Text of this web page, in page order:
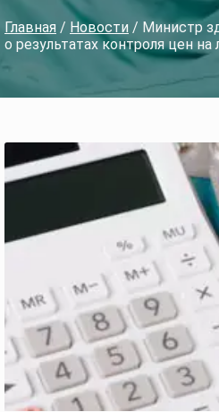
Главная / Новости / Министр
о результатах контроля цен на